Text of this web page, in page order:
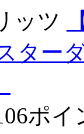
ッツ
ター
ポ